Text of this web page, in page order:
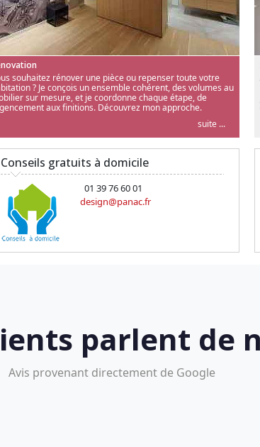
souhaitez rénover une pièce ou repenser toute votre
? Je conçois un ensemble cohérent, des volumes au
sur mesure, et je coordonne chaque étape, de
aux finitions. Découvrez mon approche.
suite ...
Conseils gratuits à domicile
01 39 76 60 01
design@panac.fr
parlent de
Avis provenant directement de Google